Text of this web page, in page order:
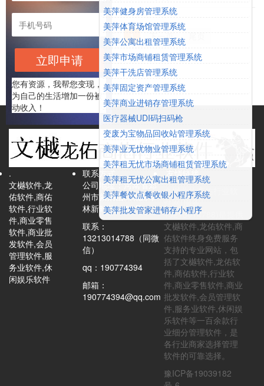
首页 上一页 1 下一页
.
文樾软件,龙
佑软件,商佑
软件,行业软
件,商业零售
软件,商业批
发软件,会员
管理软件,服
务业软件,休
闲娱乐软件
联系方式
公司地址：河南省郑
州市紫荆山商城路华
林新时代1838号
联系：
13213014788（同微
信）
qq：190774394
邮箱：
190774394@qq.com
.友情链接
文樾龙佑商佑行业软
件网(服务
13213014788)是提供
文樾软件,龙佑软件,商
佑软件终身免费服务
支持的专业网站，包
括了文樾软件,龙佑软
件,商佑软件,行业软
件,商业零售软件,商业
批发软件,会员管理软
件,服务业软件,休闲娱
乐软件等一百余款行
业细分管理软件，是
各行业商家选择管理
软件的可靠选择。
豫ICP备19039182
立即申请
您有资源，我帮您变现，
为自己的生活增加一份被
动收入！
美萍健身房管理系统
美萍体育场馆管理系统
美萍公寓出租管理系统
美萍市场商铺租赁管理系统
美萍干洗店管理系统
美萍固定资产管理系统
美萍商业进销存管理系统
医疗器械UDI码扫码枪
变废为宝物品回收站管理系统
美萍业无忧物业管理系统
美萍租无忧市场商铺租赁管理系统
美萍租无忧公寓出租管理系统
美萍餐饮点餐收银小程序系统
美萍批发管家进销存小程序